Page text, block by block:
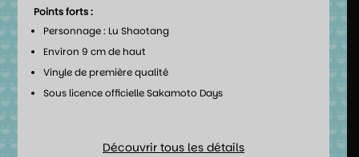
Points forts :
Personnage : Lu Shaotang
Environ 9 cm de haut
Vinyle de première qualité
Sous licence officielle Sakamoto Days
Découvrir tous les détails